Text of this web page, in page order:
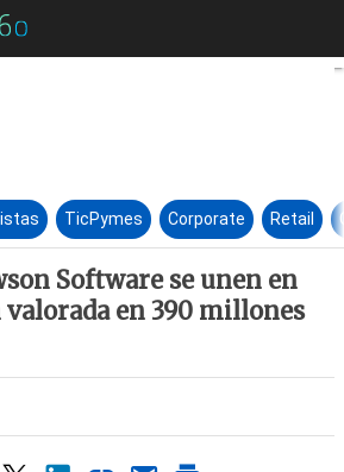
Intentia y Lawson Software
TicPymes Corporate Retail
Software se unen en
en 390 millones